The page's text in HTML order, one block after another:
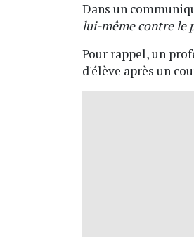
Dans un
lui-même contre le
Pour rappel, un
d'élève après un